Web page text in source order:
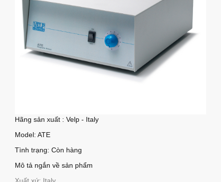
Hãng sản xuất : Velp - Italy
Model: ATE
Tình trạng: Còn hàng
Mô tả ngắn về sản phẩm